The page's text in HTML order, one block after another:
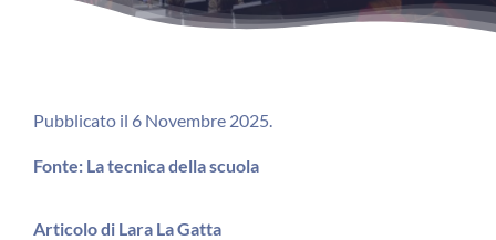
Pubblicato il 6 Novembre 2025.
Fonte: La tecnica della scuola
Articolo di Lara La Gatta